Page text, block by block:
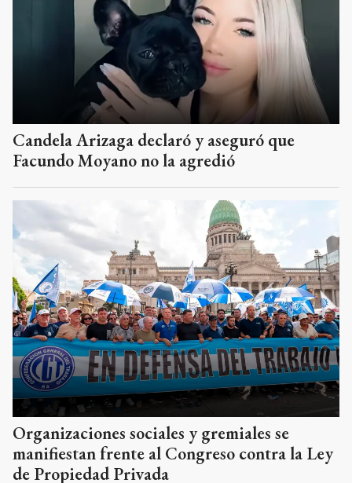
Candela Arizaga declaró y aseguró que
Facundo Moyano no la agredió
Organizaciones sociales y gremiales se
manifiestan frente al Congreso contra la Ley
de Propiedad Privada